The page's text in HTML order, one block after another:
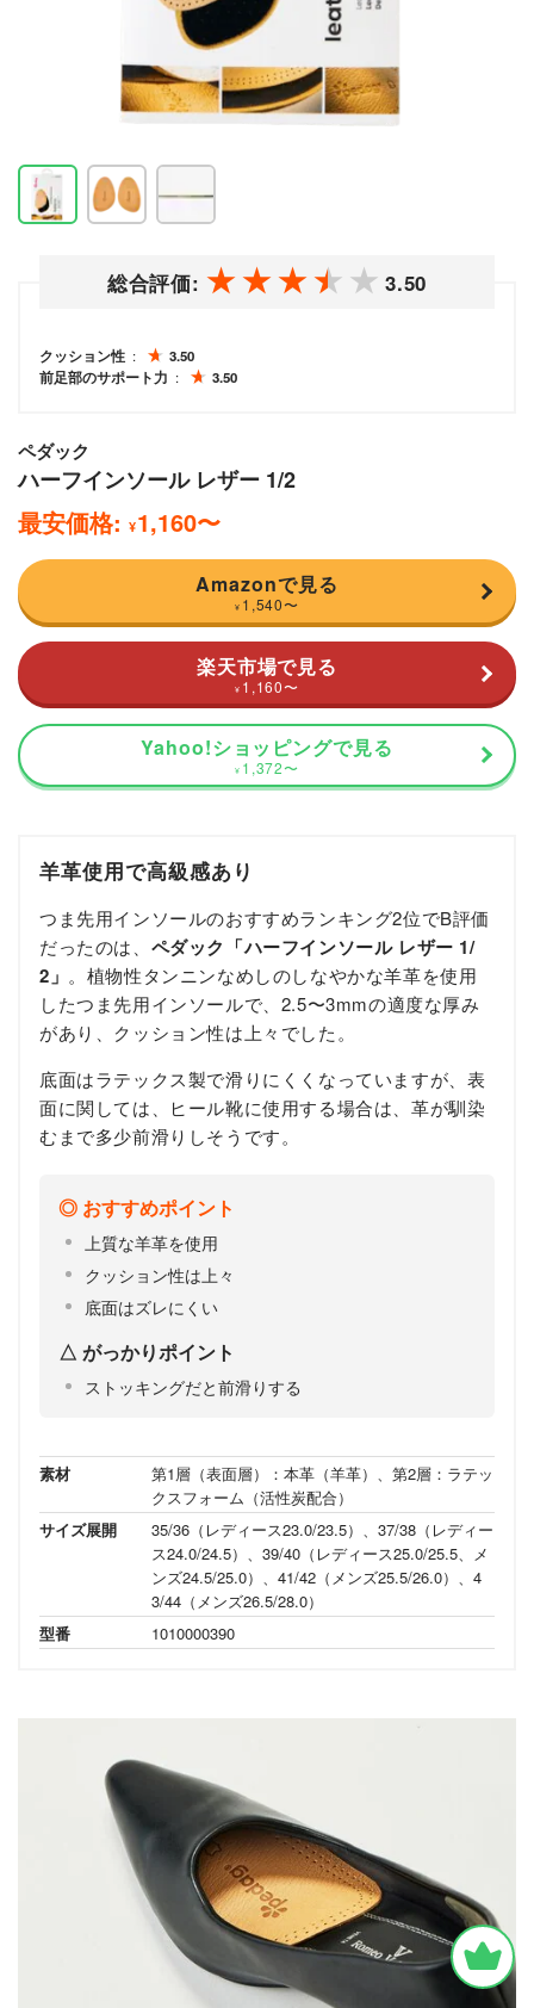
総合評価: 3.50
クッション性
3.50
前足部のサポート力
3.50
ペダック
ハーフインソール レザー 1/2
最安価格: ¥1,160〜
Amazonで見る
¥ 1,540〜
楽天市場で見る
¥ 1,160〜
Yahoo!ショッピングで見る
¥ 1,372〜
羊革使用で高級感あり
つま先用インソールのおすすめランキング2位でB評価
だったのは、 ペダック「ハーフインソール レザー 1/
2」 。植物性タンニンなめしのしなやかな羊革を使用
したつま先用インソールで、2.5〜3mmの適度な厚み
があり、クッション性は上々でした。
底面はラテックス製で滑りにくくなっていますが、表
面に関しては、ヒール靴に使用する場合は、革が馴染
むまで多少前滑りしそうです。
おすすめポイント
上質な羊革を使用
クッション性は上々
底面はズレにくい
がっかりポイント
ストッキングだと前滑りする
素材
第1層（表面層）：本革（羊革）、第2層：ラテッ
クスフォーム（活性炭配合）
サイズ展開
35/36（レディース23.0/23.5）、37/38（レディー
ス24.0/24.5）、39/40（レディース25.0/25.5、メ
ンズ24.5/25.0）、41/42（メンズ25.5/26.0）、4
3/44（メンズ26.5/28.0）
型番
1010000390